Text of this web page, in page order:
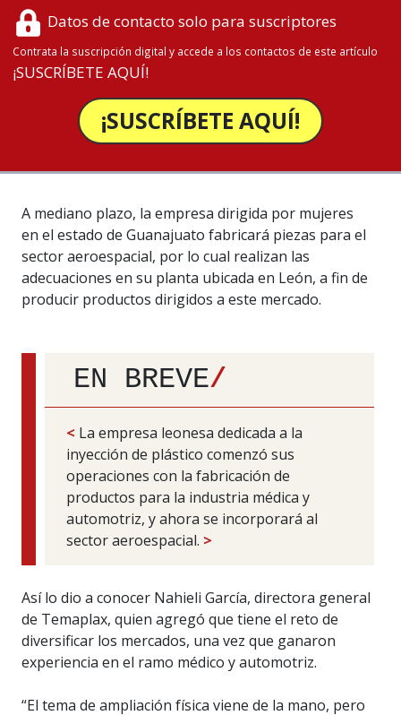
Datos de contacto solo para suscriptores
Contrata la suscripción digital y accede a los contactos de este artículo
¡SUSCRÍBETE AQUÍ!
¡SUSCRÍBETE AQUÍ!
A mediano plazo, la empresa dirigida por mujeres
en el estado de Guanajuato fabricará piezas para el
sector aeroespacial, por lo cual realizan las
adecuaciones en su planta ubicada en León, a fin de
producir productos dirigidos a este mercado.
EN BREVE/
< La empresa leonesa dedicada a la
inyección de plástico comenzó sus
operaciones con la fabricación de
productos para la industria médica y
automotriz, y ahora se incorporará al
sector aeroespacial. >
Así lo dio a conocer Nahieli García, directora general
de Temaplax, quien agregó que tiene el reto de
diversificar los mercados, una vez que ganaron
experiencia en el ramo médico y automotriz.
“El tema de ampliación física viene de la mano, pero